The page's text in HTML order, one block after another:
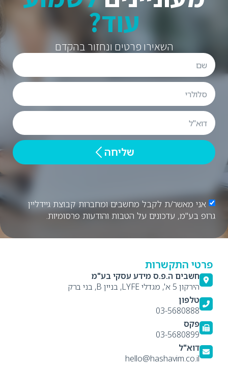
עוד?
השאירו פרטים ונחזור בהקדם
אני מאשר/ת לקבל מחשבים ומחברות קבוצת גיידליין
גרופ בע"מ, עדכונים על הטבות והודעות פרסומיות.
שליחה
פרטי התקשרות
חשבים ה.פ.ס מידע עסקי בע"מ
הירקון 5 א', מגדלי LYFE, בניין B, בני ברק
טלפון
03-5680888
פקס
03-5680899
דוא"ל
hello@hashavim.co.il